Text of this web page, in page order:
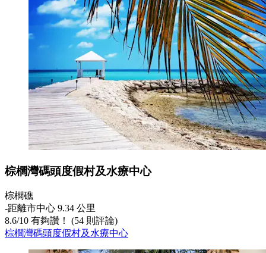
棕櫚灣碼頭度假村及水療中心
棕櫚礁
‐距離市中心 9.34 公里
8.6/10 有夠讚！ (54 則評論)
棕櫚灣碼頭度假村及水療中心